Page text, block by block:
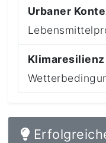
Urbaner
Klimaresilienz